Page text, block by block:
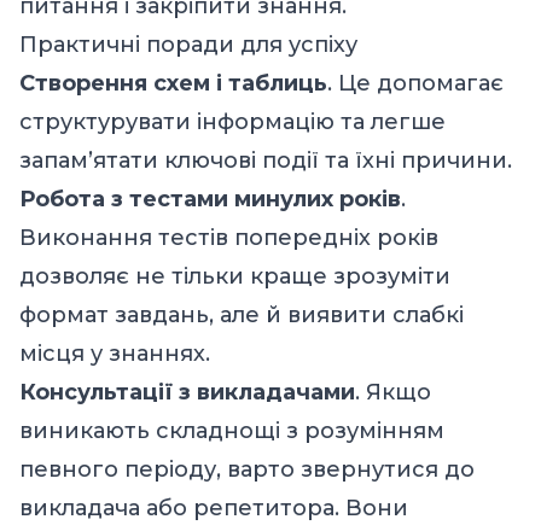
питання і закріпити знання.
Практичні поради для успіху
Створення схем і таблиць. Це допомагає
структурувати інформацію та легше
запам’ятати ключові події та їхні причини.
Робота з тестами минулих років.
Виконання тестів попередніх років
дозволяє не тільки краще зрозуміти
формат завдань, але й виявити слабкі
місця у знаннях.
Консультації з викладачами. Якщо
виникають складнощі з розумінням
певного періоду, варто звернутися до
викладача або репетитора. Вони